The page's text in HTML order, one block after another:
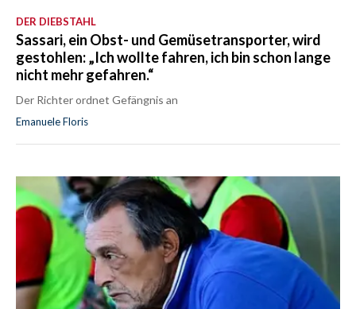
DER DIEBSTAHL
Sassari, ein Obst- und Gemüsetransporter, wird
gestohlen: „Ich wollte fahren, ich bin schon lange
nicht mehr gefahren.“
Der Richter ordnet Gefängnis an
Emanuele Floris